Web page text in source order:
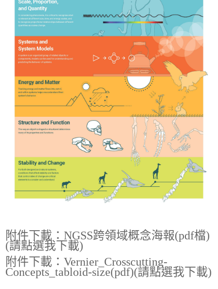
附件下載：NGSS跨領域概念海報(pdf檔)
(請點選我下載)
附件下載：Vernier_Crosscutting-
Concepts_tabloid-size(pdf)(請點選我下載)